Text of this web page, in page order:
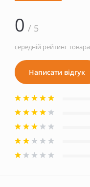
0 / 5
середній рейтинг товара
Написати відгук